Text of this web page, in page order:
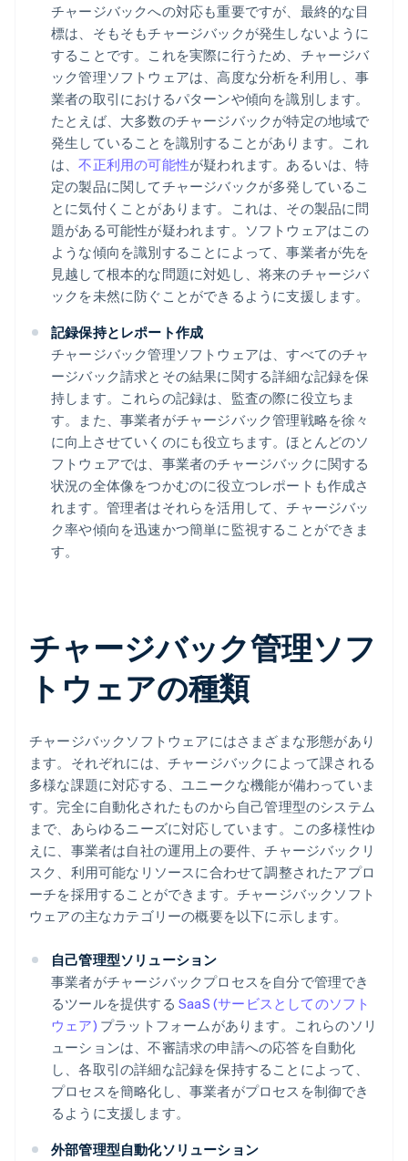
チャージバックへの対応も重要ですが、最終的な目
標は、そもそもチャージバックが発生しないように
することです。これを実際に行うため、チャージバ
ック管理ソフトウェアは、高度な分析を利用し、事
業者の取引におけるパターンや傾向を識別します。
たとえば、大多数のチャージバックが特定の地域で
発生していることを識別することがあります。これ
は、不正利用の可能性が疑われます。あるいは、特
定の製品に関してチャージバックが多発しているこ
とに気付くことがあります。これは、その製品に問
題がある可能性が疑われます。ソフトウェアはこの
ような傾向を識別することによって、事業者が先を
見越して根本的な問題に対処し、将来のチャージバ
ックを未然に防ぐことができるように支援します。
記録保持とレポート作成
チャージバック管理ソフトウェアは、すべてのチャ
ージバック請求とその結果に関する詳細な記録を保
持します。これらの記録は、監査の際に役立ちま
す。また、事業者がチャージバック管理戦略を徐々
に向上させていくのにも役立ちます。ほとんどのソ
フトウェアでは、事業者のチャージバックに関する
状況の全体像をつかむのに役立つレポートも作成さ
れます。管理者はそれらを活用して、チャージバッ
ク率や傾向を迅速かつ簡単に監視することができま
す。
チャージバック管理ソフ
トウェアの種類
チャージバックソフトウェアにはさまざまな形態があり
ます。それぞれには、チャージバックによって課される
多様な課題に対応する、ユニークな機能が備わっていま
す。完全に自動化されたものから自己管理型のシステム
まで、あらゆるニーズに対応しています。この多様性ゆ
えに、事業者は自社の運用上の要件、チャージバックリ
スク、利用可能なリソースに合わせて調整されたアプロ
ーチを採用することができます。チャージバックソフト
ウェアの主なカテゴリーの概要を以下に示します。
自己管理型ソリューション
事業者がチャージバックプロセスを自分で管理でき
るツールを提供する SaaS (サービスとしてのソフト
ウェア) プラットフォームがあります。これらのソリ
ューションは、不審請求の申請への応答を自動化
し、各取引の詳細な記録を保持することによって、
プロセスを簡略化し、事業者がプロセスを制御でき
るように支援します。
外部管理型自動化ソリューション